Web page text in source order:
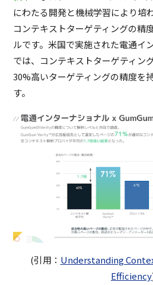
にわたる開発と機械学習により培
コンテキストターゲティングの精
ルです。米国で実施された電通イ
では、コンテキストターゲティン
30%高いターゲティングの精度を
す。
(引用： Understanding
Efficiency